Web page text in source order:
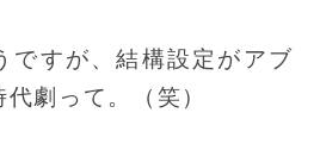
ですが、結構設定がアブ
劇って。（笑）